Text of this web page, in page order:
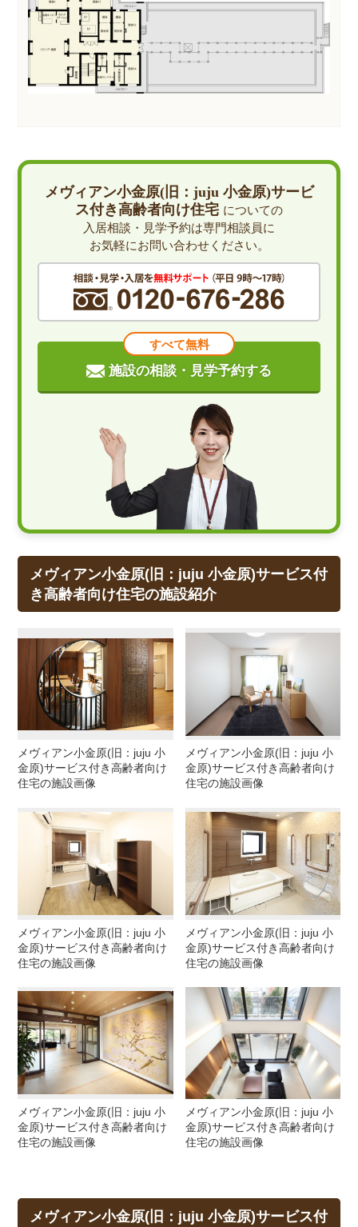
メヴィアン小金原(旧：juju 小金原)サービ
ス付き高齢者向け住宅 についての
入居相談・見学予約は専門相談員に
お気軽にお問い合わせください。
すべて無料
施設の相談・見学予約する
メヴィアン小金原(旧：juju 小金原)サービス付
き高齢者向け住宅の施設紹介
メヴィアン小金原(旧：juju 小
金原)サービス付き高齢者向け
住宅の施設画像
メヴィアン小金原(旧：juju 小
金原)サービス付き高齢者向け
住宅の施設画像
メヴィアン小金原(旧：juju 小
金原)サービス付き高齢者向け
住宅の施設画像
メヴィアン小金原(旧：juju 小
金原)サービス付き高齢者向け
住宅の施設画像
メヴィアン小金原(旧：juju 小
金原)サービス付き高齢者向け
住宅の施設画像
メヴィアン小金原(旧：juju 小
金原)サービス付き高齢者向け
住宅の施設画像
メヴィアン小金原(旧：juju 小金原)サービス付